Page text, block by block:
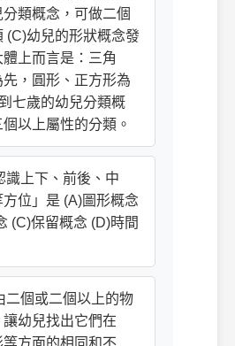
分類概念，可做二個
(C)幼兒的形狀概念發
上而言是：三角
，圓形、正方形為
七歲的幼兒分類概
以上屬性的分類。
上下、前後、中
方位」是 (A)圖形概念
(C)保留概念 (D)時間
個或二個以上的物
幼兒找出它們在
方面的相同和不